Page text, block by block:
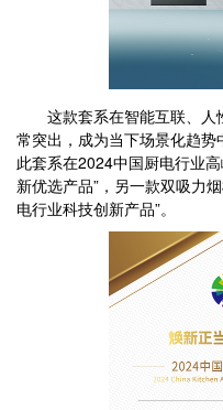
这款套系在智能互联、人
常突出，成为当下场景化趋
此套系在2024中国厨电行业
新优选产品”，另一款双吸力
电行业科技创新产品”。